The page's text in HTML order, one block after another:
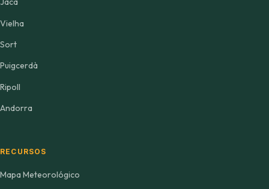
Vielha
Sort
Puigcerdà
Ripoll
Andorra
RECURSOS
Mapa Meteorológico